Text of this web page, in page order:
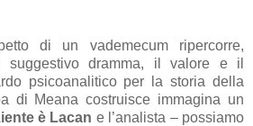
di un vademecum ripercorre,
suggestivo dramma, il valore e il
psicoanalitico per la storia della
di Meana costruisce immagina un
è Lacan e l’analista – possiamo